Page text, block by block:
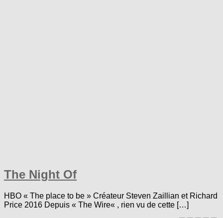
The Night Of
HBO « The place to be » Créateur Steven Zaillian et Richard
Price 2016 Depuis « The Wire« , rien vu de cette […]